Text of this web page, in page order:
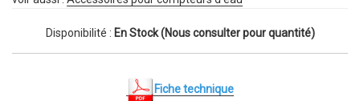
Disponibilité : En Stock (Nous consulter pour quantité)
Fiche technique